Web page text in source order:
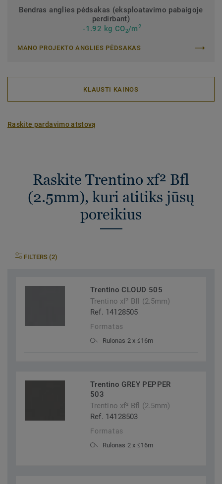
Bendras anglies pėdsakas (eksploatavimo pabaigoje
perdirbant)
-1.92 kg CO2/m2
MANO PROJEKTO ANGLIES PĖDSAKAS
KLAUSTI KAINOS
Raskite pardavimo atstovą
Raskite Trentino xf² Bfl
(2.5mm), kuri atitiks jūsų
poreikius
FILTERS (2)
Trentino CLOUD 505
Trentino xf² Bfl (2.5mm)
Ref. 14128505
Formatas
Rulonas 2 x ≤16m
Trentino GREY PEPPER
503
Trentino xf² Bfl (2.5mm)
Ref. 14128503
Formatas
Rulonas 2 x ≤16m